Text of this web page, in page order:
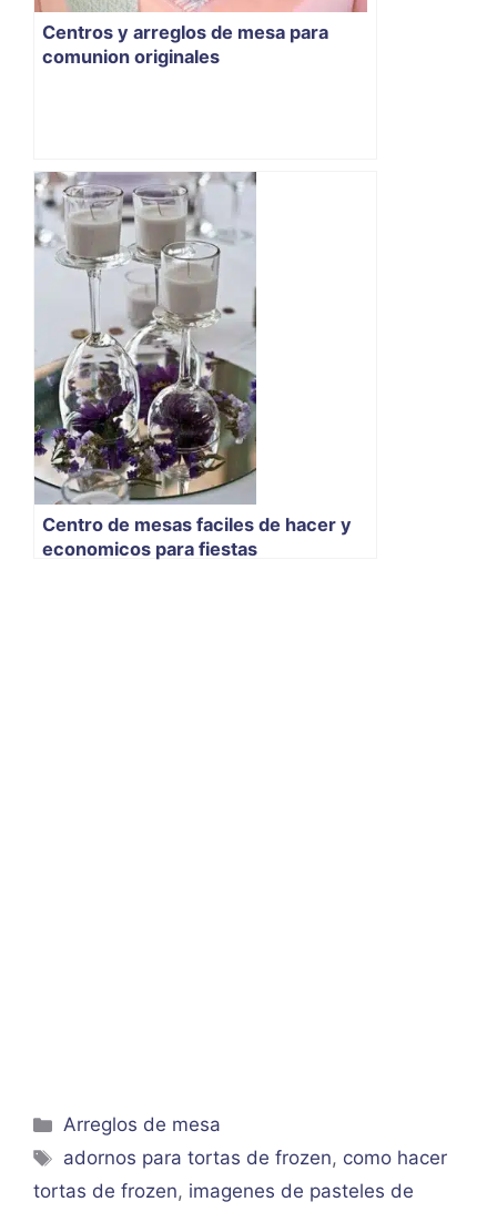
Centros y arreglos de mesa para
comunion originales
Centro de mesas faciles de hacer y
economicos para fiestas
Categorías
Arreglos de mesa
Etiquetas
adornos para tortas de frozen, como hacer
tortas de frozen, imagenes de pasteles de